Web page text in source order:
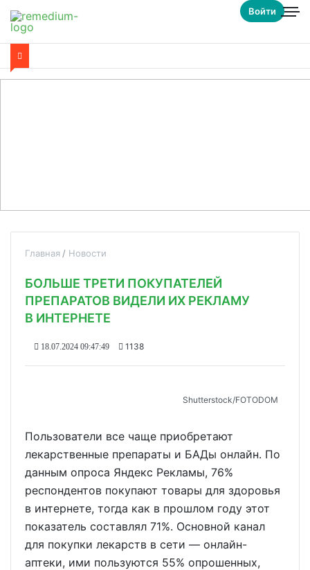
Войти
Главная Новости
БОЛЬШЕ ТРЕТИ ПОКУПАТЕЛЕЙ
ПРЕПАРАТОВ ВИДЕЛИ ИХ РЕКЛАМУ
В ИНТЕРНЕТЕ
18.07.2024 09:47:49 1138
Shutterstoсk/FOTODOM
Пользователи все чаще приобретают
лекарственные препараты и БАДы онлайн. По
данным опроса Яндекс Рекламы, 76%
респондентов покупают товары для здоровья
в интернете, тогда как в прошлом году этот
показатель составлял 71%. Основной канал
для покупки лекарств в сети — онлайн-
аптеки, ими пользуются 55% опрошенных,